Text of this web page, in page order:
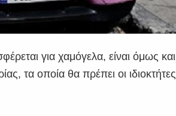
για χαμόγελα, είναι όμως και
τα οποία θα πρέπει οι ιδιοκτήτες